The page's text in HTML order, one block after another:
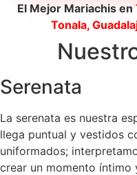
El Mejor Mariachis en
Tonala,
Serenata
La serenata es nuestra
llega puntual y vestidos
uniformados;
crear un momento íntimo